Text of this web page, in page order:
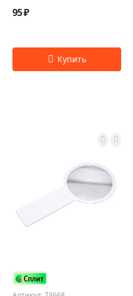
95 ₽